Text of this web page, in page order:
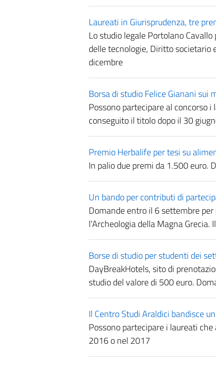
Laureati in Giurisprudenza, tre
Lo studio legale Portolano
delle tecnologie, Diritto societario
dicembre
Borsa di studio Felice Gianani
Possono partecipare al concorso i
conseguito il titolo dopo il 30
Premio Herbalife per tesi su
In palio due premi da 1.500 euro.
Un bando per contributi di
Domande entro il 6 settembre
l'Archeologia della Magna
Borse di studio per studenti dei
DayBreakHotels, sito di
studio del valore di 500 euro.
Il Centro Studi Araldici bandisce
Possono partecipare i laureati
2016 o nel 2017